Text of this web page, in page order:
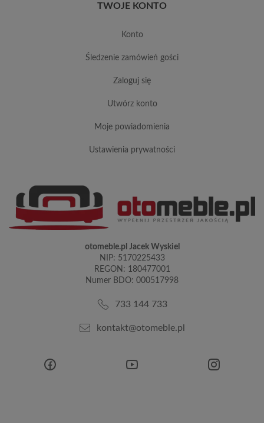
TWOJE KONTO
konto
śledzenie zamówień gości
zaloguj się
utwórz konto
moje powiadomienia
ustawienia prywatności
otomeble.pl Jacek Wyskiel
NIP: 5170225433
REGON: 180477001
Numer BDO: 000517998
733 144 733
kontakt@otomeble.pl